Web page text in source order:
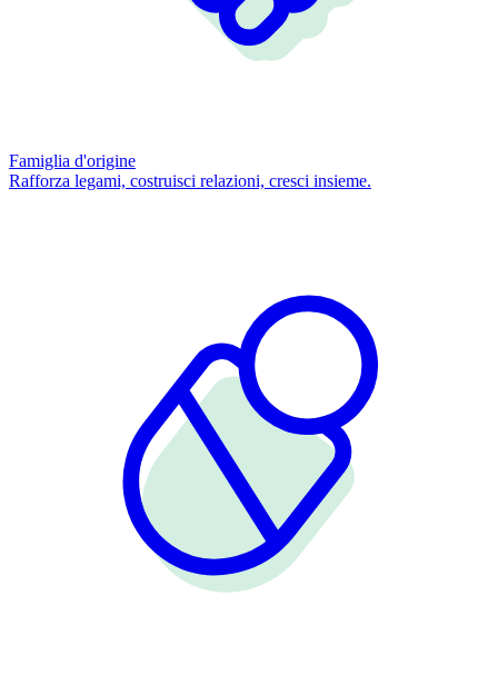
Famiglia d'origine
Rafforza legami, costruisci relazioni, cresci insieme.